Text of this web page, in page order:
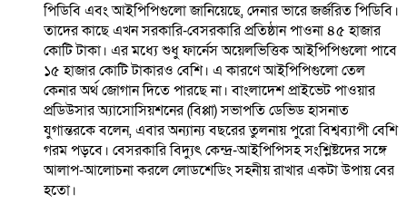
পিডিবি এবং আইপিপিগুলো জানিয়েছে, দেনার ভারে জর্জরিত পিডিবি।
তাদের কাছে এখন সরকারি-বেসরকারি প্রতিষ্ঠান পাওনা ৪৫ হাজার
কোটি টাকা। এর মধ্যে শুধু ফার্নেস অয়েলভিত্তিক আইপিপিগুলো পাবে
১৫ হাজার কোটি টাকারও বেশি। এ কারণে আইপিপিগুলো তেল
কেনার অর্থ জোগান দিতে পারছে না। বাংলাদেশ প্রাইভেট পাওয়ার
প্রডিউসার অ্যাসোসিয়শনের (বিপ্পা) সভাপতি ডেভিড হাসনাত
যুগান্তরকে বলেন, এবার অন্যান্য বছরের তুলনায় পুরো বিশ্বব্যাপী বেশি
গরম পড়বে। বেসরকারি বিদ্যুৎ কেন্দ্র-আইপিপিসহ সংশ্লিষ্টদের সঙ্গে
আলাপ-আলোচনা করলে লোডশেডিং সহনীয় রাখার একটা উপায় বের
হতো।